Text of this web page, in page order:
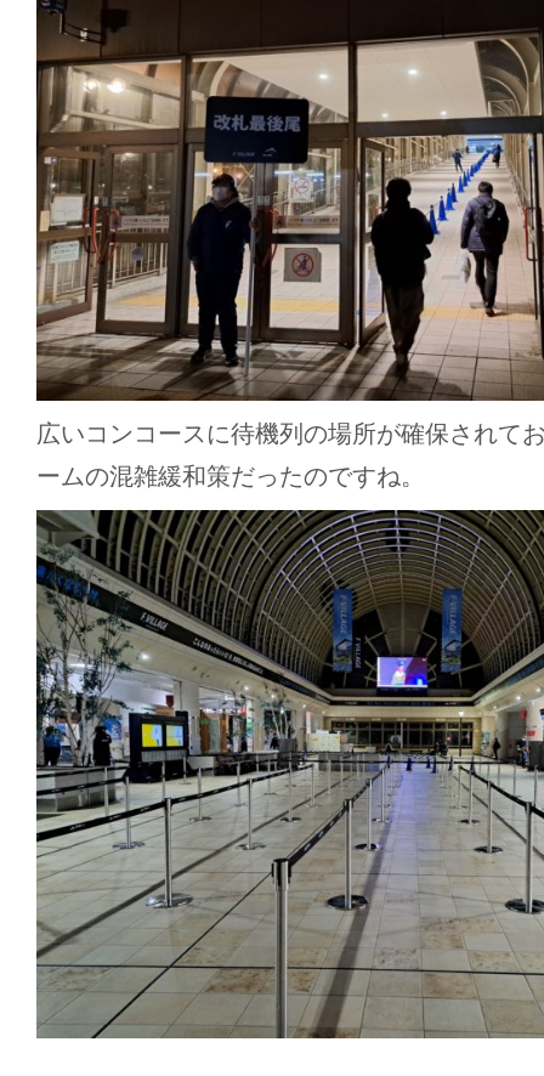
広いコンコースに待機列の場所が確保されて
ームの混雑緩和策だったのですね。